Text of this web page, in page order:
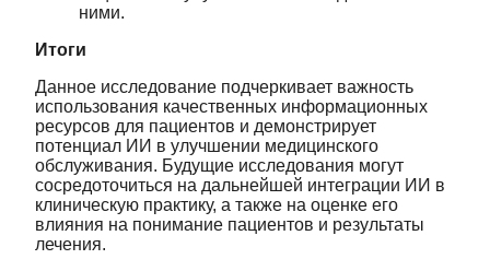
ними.
Итоги
Данное исследование подчеркивает важность
использования качественных информационных
ресурсов для пациентов и демонстрирует
потенциал ИИ в улучшении медицинского
обслуживания. Будущие исследования могут
сосредоточиться на дальнейшей интеграции ИИ в
клиническую практику, а также на оценке его
влияния на понимание пациентов и результаты
лечения.